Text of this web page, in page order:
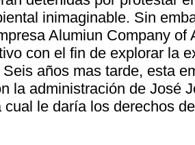
inimaginable. Sin
Alumiun Company of
con el fin de explorar la
años mas tarde, esta
la administración de José
le daría los derechos